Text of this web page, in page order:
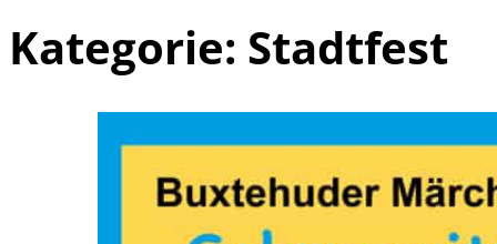
Kategorie: Stadtfest